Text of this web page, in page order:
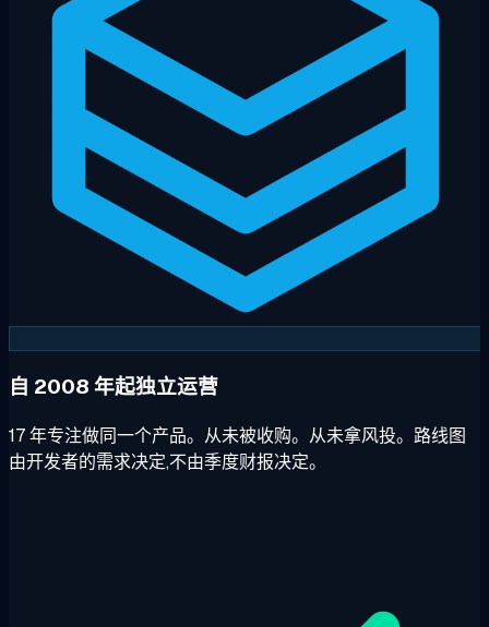
自 2008 年起独立运营
17 年专注做同一个产品。从未被收购。从未拿风投。路线图
由开发者的需求决定,不由季度财报决定。